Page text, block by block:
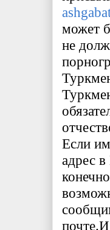
может
не
Если
адрес
почте.И